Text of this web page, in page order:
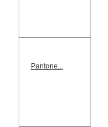
Pantone...